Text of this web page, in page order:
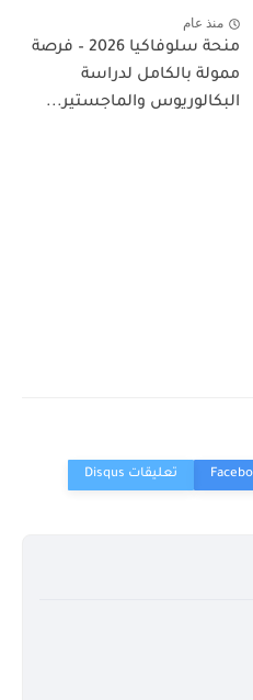
منذ عام
منحة سلوفاكيا 2026 – فرصة
ممولة بالكامل لدراسة
البكالوريوس والماجستير...